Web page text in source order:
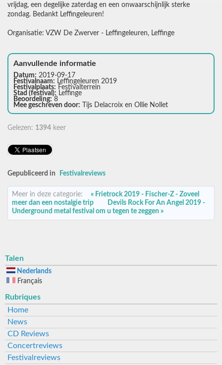
vrijdag, een degelijke zaterdag en een onwaarschijnlijk sterke
zondag. Bedankt Leffingeleuren!
Organisatie: VZW De Zwerver - Leffingeleuren, Leffinge
Aanvullende informatie
Datum: 2019-09-17
Festivalnaam: Leffingeleuren 2019
Festivalplaats: Festivalterrein
Stad (festival): Leffinge
Beoordeling: 8
Mee geschreven door:
Tijs Delacroix en Ollie Nollet
Gelezen: 1394 keer
Gepubliceerd in Festivalreviews
Meer in deze categorie:
« Frietrock 2019 - Fischer-Z - Zoveel
meer dan een nostalgie trip
Devils Rock For An Angel 2019 -
Underground metal festival om u tegen te zeggen »
Talen
Nederlands
Français
Rubriques
Home
News
CD Reviews
Concertreviews
Festivalreviews